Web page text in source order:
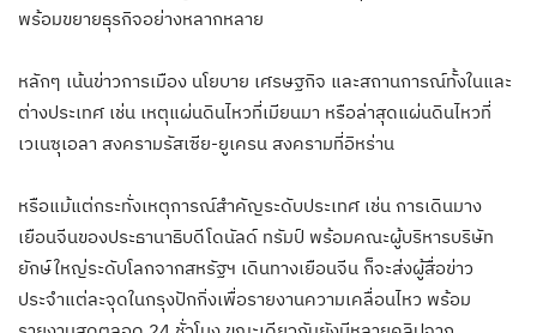
พร้อมขยายธุรกิจอย่างหลากหลาย
หลักๆ เน้นข่าวการเมือง นโยบาย เศรษฐกิจ และสถานการณ์ทั้งในและ
ต่างประเทศ เช่น เหตุแผ่นดินไหวที่เมียนมา หรือล่าสุดแผ่นดินไหวที่
เวเนซุเอลา สงครามรัสเซีย-ยูเครน สงครามที่อิหร่าน
หรือแม้แต่กระทั่งเหตุการณ์สำคัญระดับประเทศ เช่น การเดินมาง
เยือนจีนของประธานาธิบดีโดนัลด์ ทรัมป์ พร้อมคณะผู้บริหารบริษัท
ยักษ์ใหญ่ระดับโลกจากสหรัฐฯ เดินทางเยือนจีน ก็จะส่งผู้สื่อข่าว
ประจำแต่ละจุดในกรุงปักกิ่งเพื่อรายงานความเคลื่อนไหว พร้อม